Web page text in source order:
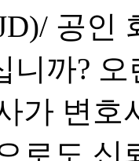
공인
니까?
가 변호
로도 신